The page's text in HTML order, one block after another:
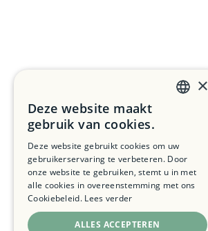
ENGLISH
×
Deze website maakt
gebruik van cookies.
Deze website gebruikt cookies om uw
gebruikerservaring te verbeteren. Door
onze website te gebruiken, stemt u in met
alle cookies in overeenstemming met ons
Cookiebeleid. Lees verder
ALLES ACCEPTEREN